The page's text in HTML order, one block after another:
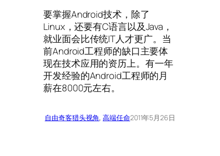
要掌握Android技术，除了
Linux，还要有C语言以及Java，
就业面会比传统IT人才更广。当
前Android工程师的缺口主要体
现在技术应用的资历上。有一年
开发经验的Android工程师的月
薪在8000元左右。
自由奇客猎头视角, 高端任命2011年5月26日